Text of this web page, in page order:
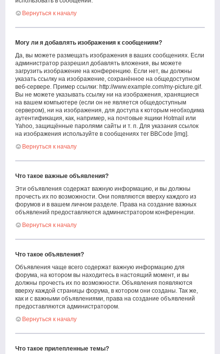
Вернуться к началу
Могу ли я добавлять изображения к сообщениям?
Да, вы можете размещать изображения в ваших сообщениях. Если
администратор разрешил добавлять вложения, вы можете
загрузить изображение на конференцию. Если нет, вы должны
указать ссылку на изображение, сохранённое на общедоступном
веб-сервере. Пример ссылки: http://www.example.com/my-picture.gif.
Вы не можете указывать ссылку ни на изображения, хранящиеся
на вашем компьютере (если он не является общедоступным
сервером), ни на изображения, для доступа к которым необходима
аутентификация, как, например, на почтовые ящики Hotmail или
Yahoo, защищённые паролями сайты и т. п. Для указания ссылок
на изображения используйте в сообщениях тег BBCode [img].
Вернуться к началу
Что такое важные объявления?
Эти объявления содержат важную информацию, и вы должны
прочесть их по возможности. Они появляются вверху каждого из
форумов и в вашем личном разделе. Права на создание важных
объявлений предоставляются администратором конференции.
Вернуться к началу
Что такое объявления?
Объявления чаще всего содержат важную информацию для
форума, на котором вы находитесь в настоящий момент, и вы
должны прочесть их по возможности. Объявления появляются
вверху каждой страницы форума, в котором они созданы. Так же,
как и с важными объявлениями, права на создание объявлений
предоставляются администратором.
Вернуться к началу
Что такое прилепленные темы?